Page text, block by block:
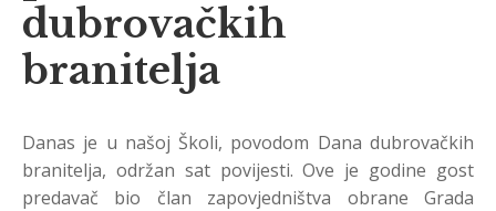
dubrovačkih
branitelja
Danas je u našoj Školi, povodom Dana dubrovačkih
branitelja, održan sat povijesti. Ove je godine gost
predavač bio član zapovjedništva obrane Grada